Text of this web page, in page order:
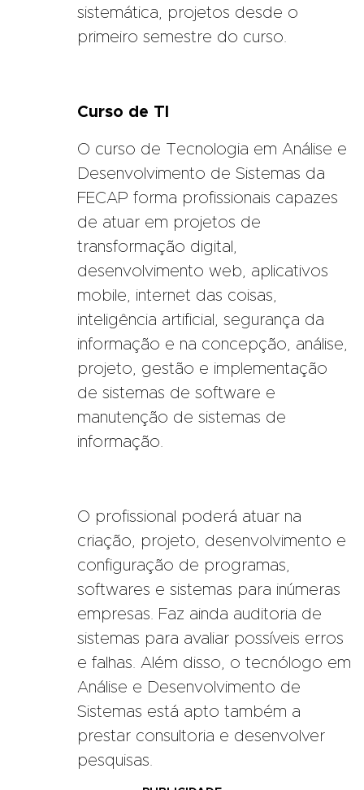
sistemática, projetos desde o
primeiro semestre do curso.
Curso de TI
O curso de Tecnologia em Análise e
Desenvolvimento de Sistemas da
FECAP forma profissionais capazes
de atuar em projetos de
transformação digital,
desenvolvimento web, aplicativos
mobile, internet das coisas,
inteligência artificial, segurança da
informação e na concepção, análise,
projeto, gestão e implementação
de sistemas de software e
manutenção de sistemas de
informação.
O profissional poderá atuar na
criação, projeto, desenvolvimento e
configuração de programas,
softwares e sistemas para inúmeras
empresas. Faz ainda auditoria de
sistemas para avaliar possíveis erros
e falhas. Além disso, o tecnólogo em
Análise e Desenvolvimento de
Sistemas está apto também a
prestar consultoria e desenvolver
pesquisas.